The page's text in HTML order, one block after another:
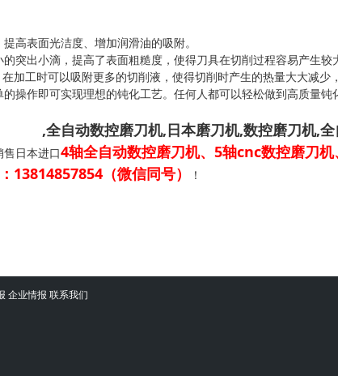
高表面光洁度、增加润滑油的吸附。
突出小滴，提高了表面粗糙度，使得刀具在切削过程容易产生较
加工时可以吸附更多的切削液，使得切削时产生的热量大大减少
操作即可实现理想的钝化工艺。任何人都可以轻松做到高质量
刀机 ,全自动数控磨刀机,日本磨刀机,数控磨刀机,
日本进口4轴全自动数控磨刀机、5轴cnc数控磨刀
13814857854（微信同号） ！
企业情报 联系我们